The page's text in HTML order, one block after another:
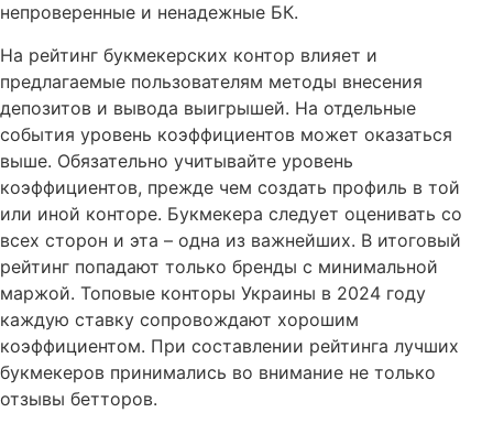
непроверенные и ненадежные БК.
На рейтинг букмекерских контор влияет и
предлагаемые пользователям методы внесения
депозитов и вывода выигрышей. На отдельные
события уровень коэффициентов может оказаться
выше. Обязательно учитывайте уровень
коэффициентов, прежде чем создать профиль в той
или иной конторе. Букмекера следует оценивать со
всех сторон и эта – одна из важнейших. В итоговый
рейтинг попадают только бренды с минимальной
маржой. Топовые конторы Украины в 2024 году
каждую ставку сопровождают хорошим
коэффициентом. При составлении рейтинга лучших
букмекеров принимались во внимание не только
отзывы бетторов.